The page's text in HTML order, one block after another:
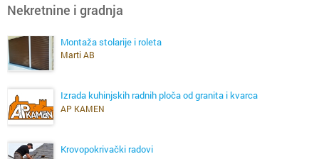
Nekretnine i gradnja
Montaža stolarije i roleta
Marti AB
Izrada kuhinjskih radnih ploča od granita i kvarca
AP KAMEN
Krovopokrivački radovi